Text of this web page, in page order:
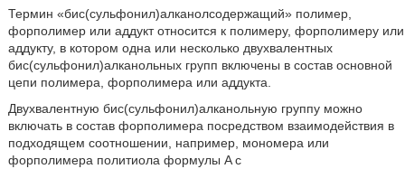
Термин «бис(сульфонил)алканолсодержащий» полимер,
форполимер или аддукт относится к полимеру, форполимеру или
аддукту, в котором одна или несколько двухвалентных
бис(сульфонил)алканольных групп включены в состав основной
цепи полимера, форполимера или аддукта.
Двухвалентную бис(сульфонил)алканольную группу можно
включать в состав форполимера посредством взаимодействия в
подходящем соотношении, например, мономера или
форполимера политиола формулы A с